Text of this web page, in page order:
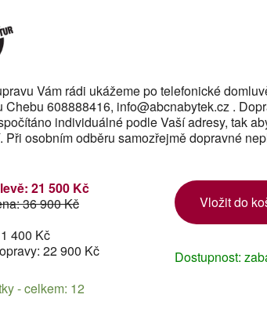
Vám rádi ukážeme po telefonické
Chebu 608888416, info@abcnabytek.cz .
individuálné podle Vaší adresy, tak
Při osobním odběru samozřejmě dopravné
21 500 Kč
36 900 Kč
400 Kč
22 900 Kč
Vložit do
Dostupnost:
- celkem: 12